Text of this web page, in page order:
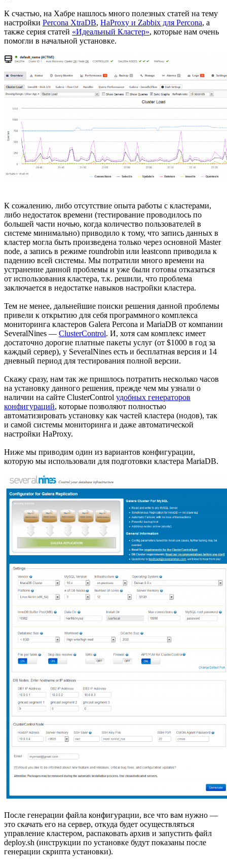
К счастью, на Хабре нашлось много полезных статей на тему
настройки Percona XtraDB, HaProxy и Zabbix для Percona, а
также серия статей «Идеальный Кластер», которые нам очень
помогли в начальной установке.
К сожалению, либо отсутствие опыта работы с кластерами,
либо недостаток времени (тестирование проводилось по
большей части ночью, когда количество пользователей в
системе минимально) приводило к тому, что запись данных в
кластер могла быть произведена только через основной Master
node, а запись в режиме roundrobin или leastconn приводила к
падению всей системы. Мы потратили много времени на
устранение данной проблемы и уже были готовы отказаться
от использования кластера, т.к. решили, что проблема
заключается в недостатке навыков настройки кластера.
Тем не менее, дальнейшие поиски решения данной проблемы
привели к открытию для себя программного комплекса
мониторинга кластеров Galera Percona и MariaDB от компании
SeveralNines — ClusterControl. И, хотя сам комплекс имеет
достаточно дорогие платные пакеты услуг (от $1000 в год за
каждый сервер), у SeveralNines есть и бесплатная версия и 14
дневный период для тестирования полной версии.
Скажу сразу, нам так же пришлось потратить несколько часов
на установку данного решения, прежде чем мы узнали о
наличии на сайте ClusterControl удобных генераторов
конфигураций, которые позволяют полностью
автоматизировать установку как частей кластера (нодов), так
и самой системы мониторинга и даже автоматической
настройки HaProxy.
Ниже мы приводим один из вариантов конфигурации,
которую мы использовали для подготовки кластера MariaDB.
После генерации файла конфигурации, все что вам нужно —
это скачать его на сервер, откуда будет осуществляться
управление кластером, распаковать архив и запустить файл
deploy.sh (инструкции по установке будут показаны после
генерации скрипта установки).